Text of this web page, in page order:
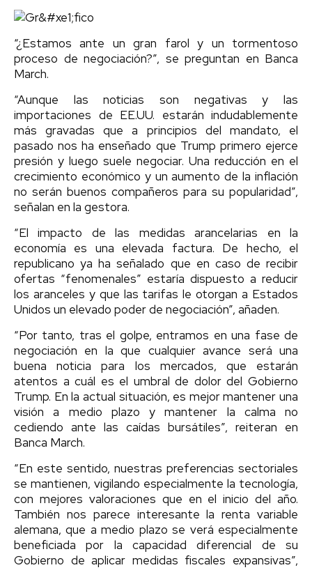
“¿Estamos ante un gran farol y un tormentoso
proceso de negociación?”, se preguntan en Banca
March.
“Aunque las noticias son negativas y las
importaciones de EE.UU. estarán indudablemente
más gravadas que a principios del mandato, el
pasado nos ha enseñado que Trump primero ejerce
presión y luego suele negociar. Una reducción en el
crecimiento económico y un aumento de la inflación
no serán buenos compañeros para su popularidad”,
señalan en la gestora.
“El impacto de las medidas arancelarias en la
economía es una elevada factura. De hecho, el
republicano ya ha señalado que en caso de recibir
ofertas “fenomenales” estaría dispuesto a reducir
los aranceles y que las tarifas le otorgan a Estados
Unidos un elevado poder de negociación”, añaden.
“Por tanto, tras el golpe, entramos en una fase de
negociación en la que cualquier avance será una
buena noticia para los mercados, que estarán
atentos a cuál es el umbral de dolor del Gobierno
Trump. En la actual situación, es mejor mantener una
visión a medio plazo y mantener la calma no
cediendo ante las caídas bursátiles”, reiteran en
Banca March.
“En este sentido, nuestras preferencias sectoriales
se mantienen, vigilando especialmente la tecnología,
con mejores valoraciones que en el inicio del año.
También nos parece interesante la renta variable
alemana, que a medio plazo se verá especialmente
beneficiada por la capacidad diferencial de su
Gobierno de aplicar medidas fiscales expansivas”,